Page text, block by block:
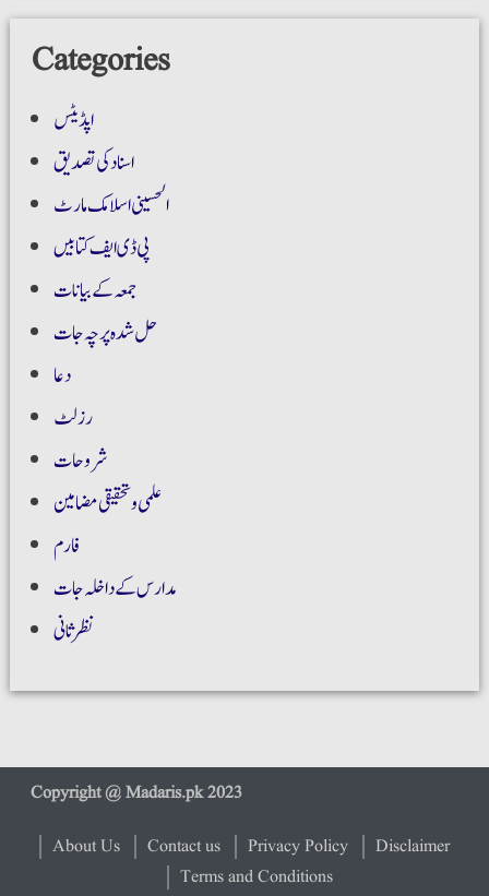
Categories
اپڈیٹس
اسناد کی تصدیق
الحسینی اسلامک مارٹ
پی ڈی ایف کتابیں
جمعہ کے بیانات
حل شدہ پرچہ جات
دعا
رزلٹ
شروحات
علمی و تحقیقی مضامین
فارم
مدارس کے داخلہ جات
نظر ثانی
About Us Contact us Privacy Policy
Disclaimer
Terms and Conditions